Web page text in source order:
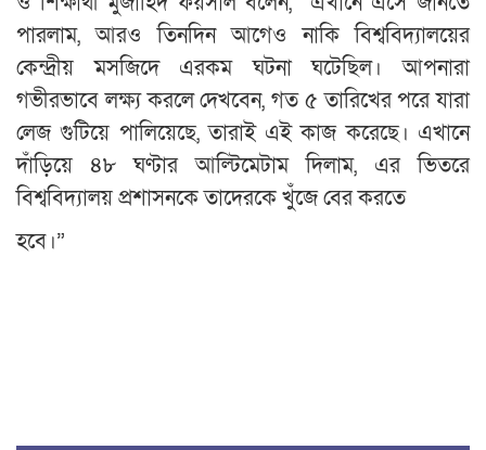
পারলাম, আরও তিনদিন আগেও নাকি বিশ্ববিদ্যালয়ের
কেন্দ্রীয় মসজিদে এরকম ঘটনা ঘটেছিল। আপনারা
গভীরভাবে লক্ষ্য করলে দেখবেন, গত ৫ তারিখের পরে যারা
লেজ গুটিয়ে পালিয়েছে, তারাই এই কাজ করেছে। এখানে
দাঁড়িয়ে ৪৮ ঘণ্টার আল্টিমেটাম দিলাম, এর ভিতরে
বিশ্ববিদ্যালয় প্রশাসনকে তাদেরকে খুঁজে বের করতে
হবে।”